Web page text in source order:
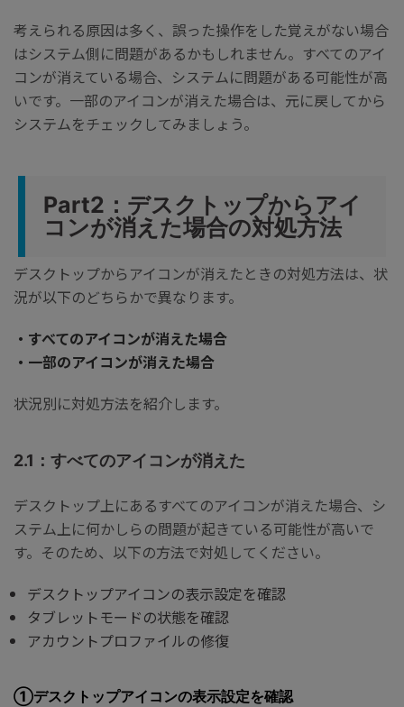
考えられる原因は多く、誤った操作をした覚えがない場合
はシステム側に問題があるかもしれません。すべてのアイ
コンが消えている場合、システムに問題がある可能性が高
いです。一部のアイコンが消えた場合は、元に戻してから
システムをチェックしてみましょう。
Part2：デスクトップからアイ
コンが消えた場合の対処方法
デスクトップからアイコンが消えたときの対処方法は、状
況が以下のどちらかで異なります。
・すべてのアイコンが消えた場合
・一部のアイコンが消えた場合
状況別に対処方法を紹介します。
2.1：すべてのアイコンが消えた
デスクトップ上にあるすべてのアイコンが消えた場合、シ
ステム上に何かしらの問題が起きている可能性が高いで
す。そのため、以下の方法で対処してください。
デスクトップアイコンの表示設定を確認
タブレットモードの状態を確認
アカウントプロファイルの修復
①デスクトップアイコンの表示設定を確認